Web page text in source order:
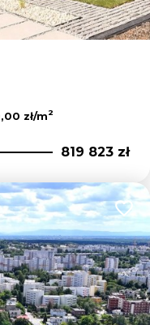
zł/m2
819 823 zł